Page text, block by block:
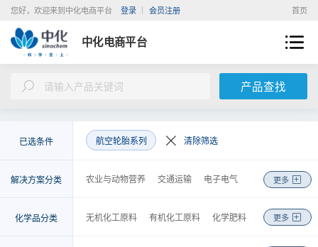
首页
您好，欢迎来到中化电商平台 登录 会员注册
中化电商平台
产品查找
已选条件 航空轮胎系列 清除筛选
解决方案分类 农业与动物营养 交通运输
电子电气
医疗与健康
美容与个人护理
皮革纺织
更多
化学品分类 无机化工原料 有机化工原料
化学肥料
更多